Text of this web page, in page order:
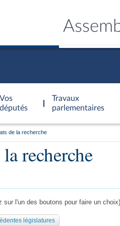
Vos
députés
Travaux
parlementaires
de la recherche
recherche
sur l'un des boutons pour faire un choix)
législatures